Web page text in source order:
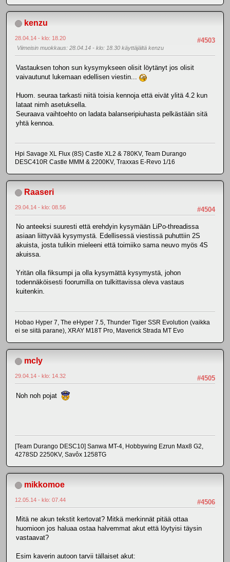
kenzu
#4503
28.04.14 - klo: 18.20
Viimeisin muokkaus: 28.04.14 - klo: 18.30 käyttäjältä kenzu
Vastauksen tohon sun kysymykseen olisit löytänyt jos olisit
vaivautunut lukemaan edellisen viestin...
Huom. seuraa tarkasti niitä toisia kennoja että eivät ylitä 4.2 kun
lataat nimh asetuksella.
Seuraava vaihtoehto on ladata balanseripiuhasta pelkästään sitä
yhtä kennoa.
Hpi Savage XL Flux (8S) Castle XL2 & 780KV, Team Durango
DESC410R Castle MMM & 2200KV, Traxxas E-Revo 1/16
Raaseri
#4504
29.04.14 - klo: 08.56
No anteeksi suuresti että erehdyin kysymään LiPo-threadissa
asiaan liittyvää kysymystä. Edellisessä viestissä puhuttiin 2S
akuista, josta tulikin mieleeni että toimiiko sama neuvo myös 4S
akuissa.
Yritän olla fiksumpi ja olla kysymättä kysymystä, johon
todennäköisesti foorumilla on tulkittavissa oleva vastaus
kuitenkin.
Hobao Hyper 7, The eHyper 7.5, Thunder Tiger SSR Evolution (vaikka
ei se siitä parane), XRAY M18T Pro, Maverick Strada MT Evo
mcly
#4505
29.04.14 - klo: 14.32
Noh noh pojat
[Team Durango DESC10] Sanwa MT-4, Hobbywing Ezrun Max8 G2,
4278SD 2250KV, Savôx 1258TG
mikkomoe
#4506
12.05.14 - klo: 07.44
Mitä ne akun tekstit kertovat? Mitkä merkinnät pitää ottaa
huomioon jos haluaa ostaa halvemmat akut että löytyisi täysin
vastaavat?
Esim kaverin autoon tarvii tällaiset akut: